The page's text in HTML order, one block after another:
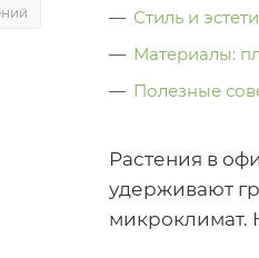
Стиль и
Материалы:
Полезные
Растения в
удерживают
микроклимат.